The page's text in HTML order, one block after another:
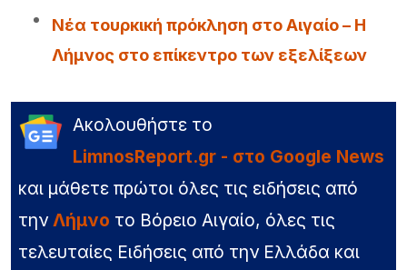
Νέα τουρκική πρόκληση στο Αιγαίο – Η
Λήμνος στο επίκεντρο των εξελίξεων
Ακολουθήστε το
LimnosReport.gr - στο Google News
και μάθετε πρώτοι όλες τις ειδήσεις από
την Λήμνο το Βόρειο Αιγαίο, όλες τις
τελευταίες Ειδήσεις από την Ελλάδα και